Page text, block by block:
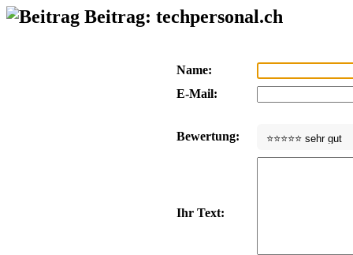
Beitrag: techpersonal.ch
Name:
E-Mail:
Bewertung:
Ihr Text: